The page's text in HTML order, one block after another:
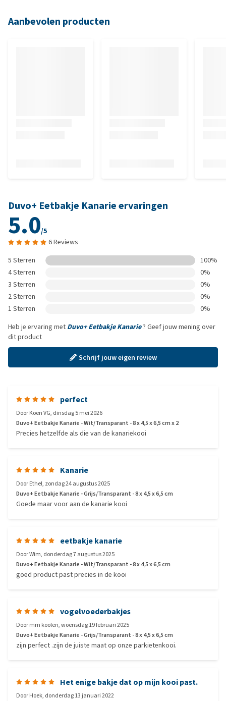
Aanbevolen producten
Duvo+ Eetbakje Kanarie ervaringen
5.0/5
6 Reviews
5 Sterren
100%
4 Sterren
0%
3 Sterren
0%
2 Sterren
0%
1 Sterren
0%
Heb je ervaring met Duvo+ Eetbakje Kanarie? Geef jouw mening over
dit product
Schrijf jouw eigen review
perfect
DoorKoen VG, dinsdag 5 mei 2026
Duvo+ Eetbakje Kanarie - Wit/Transparant - 8 x 4,5 x 6,5 cm x 2
Precies hetzelfde als die van de kanariekooi
Kanarie
DoorEthel, zondag 24 augustus 2025
Duvo+ Eetbakje Kanarie - Grijs/Transparant - 8 x 4,5 x 6,5 cm
Goede maar voor aan de kanarie kooi
eetbakje kanarie
DoorWim, donderdag 7 augustus 2025
Duvo+ Eetbakje Kanarie - Wit/Transparant - 8 x 4,5 x 6,5 cm
goed product past precies in de kooi
vogelvoederbakjes
Doormm koolen,woensdag 19 februari 2025
Duvo+ Eetbakje Kanarie - Grijs/Transparant - 8 x 4,5 x 6,5 cm
zijn perfect .zijn de juiste maat op onze parkietenkooi.
Het enige bakje dat op mijn kooi past.
DoorHoek, donderdag 13 januari 2022